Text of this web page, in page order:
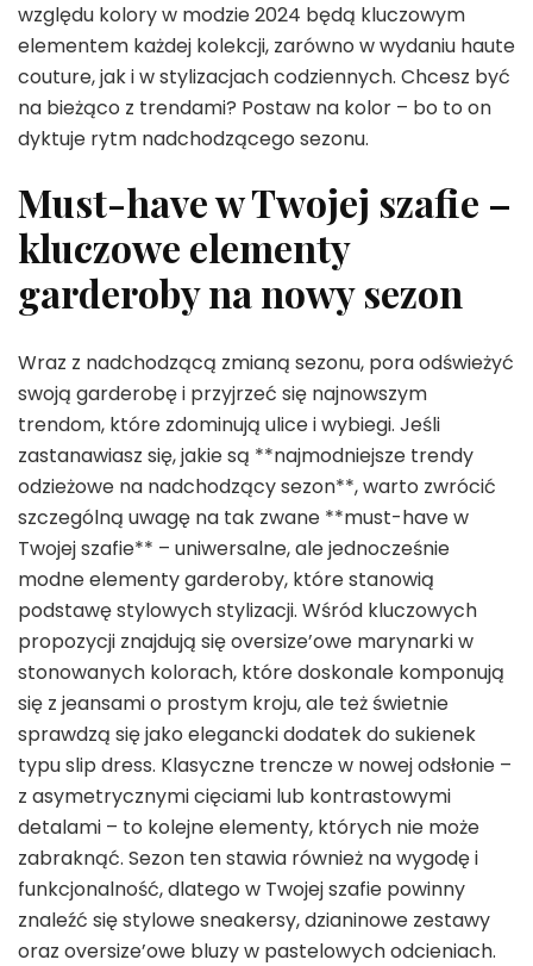
względu kolory w modzie 2024 będą kluczowym
elementem każdej kolekcji, zarówno w wydaniu haute
couture, jak i w stylizacjach codziennych. Chcesz być
na bieżąco z trendami? Postaw na kolor – bo to on
dyktuje rytm nadchodzącego sezonu.
Must-have w Twojej szafie –
kluczowe elementy
garderoby na nowy sezon
Wraz z nadchodzącą zmianą sezonu, pora odświeżyć
swoją garderobę i przyjrzeć się najnowszym
trendom, które zdominują ulice i wybiegi. Jeśli
zastanawiasz się, jakie są **najmodniejsze trendy
odzieżowe na nadchodzący sezon**, warto zwrócić
szczególną uwagę na tak zwane **must-have w
Twojej szafie** – uniwersalne, ale jednocześnie
modne elementy garderoby, które stanowią
podstawę stylowych stylizacji. Wśród kluczowych
propozycji znajdują się oversize’owe marynarki w
stonowanych kolorach, które doskonale komponują
się z jeansami o prostym kroju, ale też świetnie
sprawdzą się jako elegancki dodatek do sukienek
typu slip dress. Klasyczne trencze w nowej odsłonie –
z asymetrycznymi cięciami lub kontrastowymi
detalami – to kolejne elementy, których nie może
zabraknąć. Sezon ten stawia również na wygodę i
funkcjonalność, dlatego w Twojej szafie powinny
znaleźć się stylowe sneakersy, dzianinowe zestawy
oraz oversize’owe bluzy w pastelowych odcieniach.